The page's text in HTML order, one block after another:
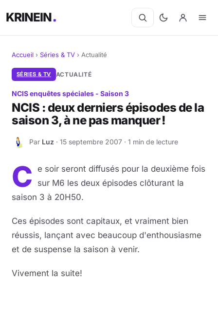
KRINEIN
Cinéma
Séries
Manga
BD
Livres
Musique
Accueil › Séries & TV › Actualité
SÉRIES & TV ACTUALITÉ
NCIS enquêtes spéciales - Saison 3
NCIS : deux derniers épisodes de la
saison 3, à ne pas manquer !
L Par Luz · 15 septembre 2007 · 1 min de lecture
C
e soir seront diffusés pour la deuxième fois
sur M6 les deux épisodes clôturant la
saison 3 à 20H50.
Ces épisodes sont capitaux, et vraiment bien
réussis, lançant avec beaucoup d'enthousiasme
et de suspense la saison à venir.
Vivement la suite!